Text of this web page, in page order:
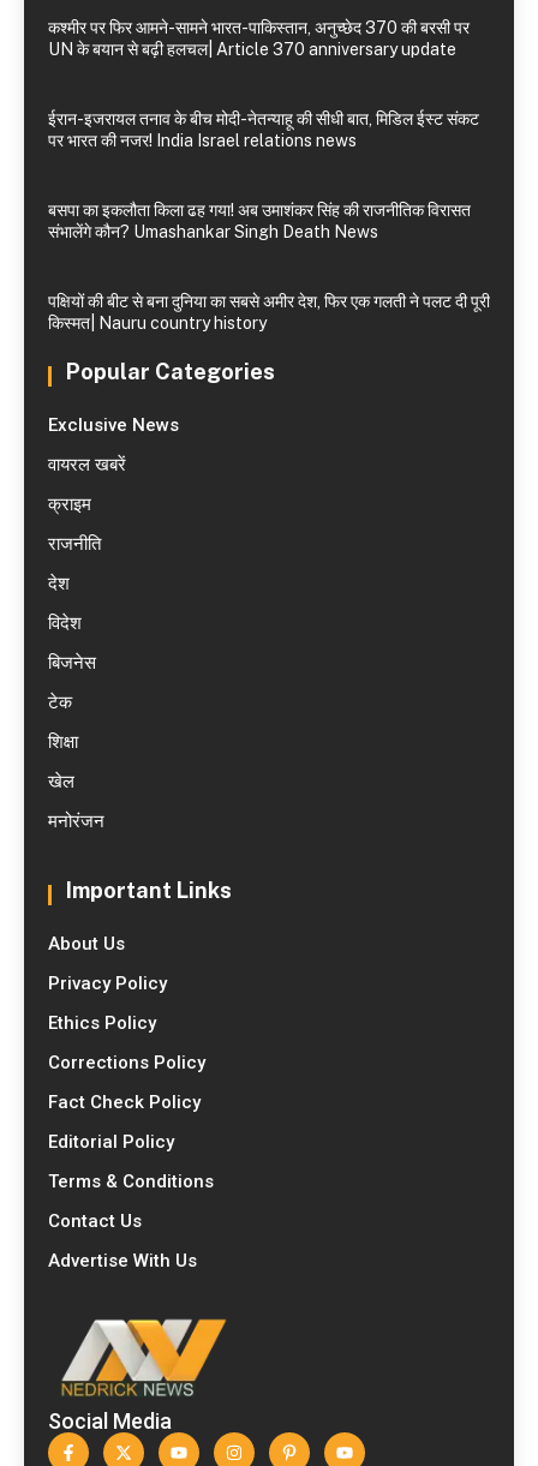
कश्मीर पर फिर आमने-सामने भारत-पाकिस्तान, अनुच्छेद 370 की बरसी पर
UN के बयान से बढ़ी हलचल| Article 370 anniversary update
ईरान-इजरायल तनाव के बीच मोदी-नेतन्याहू की सीधी बात, मिडिल ईस्ट संकट
पर भारत की नजर! India Israel relations news
बसपा का इकलौता किला ढह गया! अब उमाशंकर सिंह की राजनीतिक विरासत
संभालेंगे कौन? Umashankar Singh Death News
पक्षियों की बीट से बना दुनिया का सबसे अमीर देश, फिर एक गलती ने पलट दी पूरी
किस्मत| Nauru country history
Popular Categories
Exclusive News
वायरल खबरें
क्राइम
राजनीति
देश
विदेश
बिजनेस
टेक
शिक्षा
खेल
मनोरंजन
Important Links
About Us
Privacy Policy
Ethics Policy
Corrections Policy
Fact Check Policy
Editorial Policy
Terms & Conditions
Contact Us
Advertise With Us
Social Media